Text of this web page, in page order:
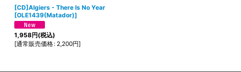
[CD]Algiers - There Is No Year
[OLE1439(Matador)]
1,958円(税込)
[通常販売価格: 2,200円]